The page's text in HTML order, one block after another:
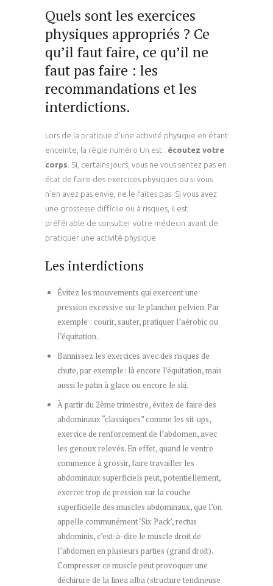
Quels sont les exercices
physiques appropriés ? Ce
qu’il faut faire, ce qu’il ne
faut pas faire : les
recommandations et les
interdictions.
Lors de la pratique d’une activité physique en étant
enceinte, la règle numéro Un est : écoutez votre
corps . Si, certains jours, vous ne vous sentez pas en
état de faire des exercices physiques ou si vous
n’en avez pas envie, ne le faites pas. Si vous avez
une grossesse difficile ou à risques, il est
préférable de consulter votre médecin avant de
pratiquer une activité physique.
Les interdictions
Évitez les mouvements qui exercent une
pression excessive sur le plancher pelvien. Par
exemple : courir, sauter, pratiquer l’aérobic ou
l’équitation.
Bannissez les exercices avec des risques de
chute, par exemple: là encore l’équitation, mais
aussi le patin à glace ou encore le ski.
À partir du 2ème trimestre, évitez de faire des
abdominaux “classiques” comme les sit-ups,
exercice de renforcement de l’abdomen, avec
les genoux relevés. En effet, quand le ventre
commence à grossir, faire travailler les
abdominaux superficiels peut, potentiellement,
exercer trop de pression sur la couche
superficielle des muscles abdominaux, que l’on
appelle communément ‘Six Pack’, rectus
abdominis, c’est-à-dire le muscle droit de
l’abdomen en plusieurs parties (grand droit).
Compresser ce muscle peut provoquer une
déchirure de la linea alba (structure tendineuse